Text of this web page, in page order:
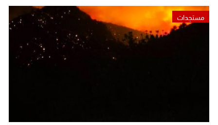
مستجدات